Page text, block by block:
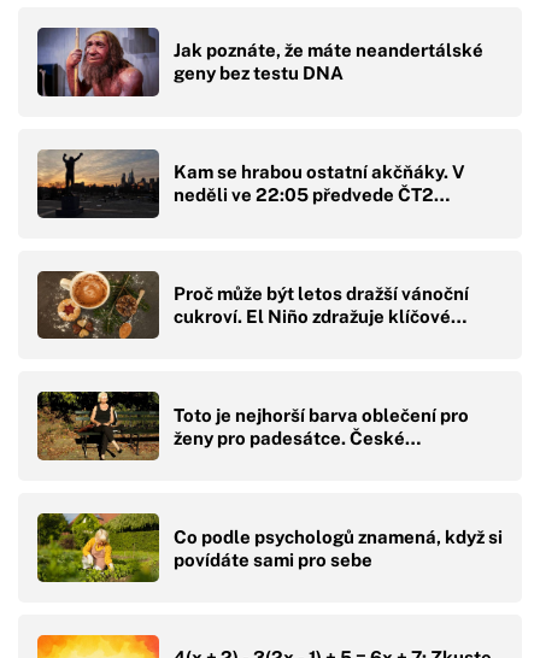
Jak poznáte, že máte neandertálské
geny bez testu DNA
Kam se hrabou ostatní akčňáky. V
neděli ve 22:05 předvede ČT2…
Proč může být letos dražší vánoční
cukroví. El Niño zdražuje klíčové…
Toto je nejhorší barva oblečení pro
ženy pro padesátce. České…
Co podle psychologů znamená, když si
povídáte sami pro sebe